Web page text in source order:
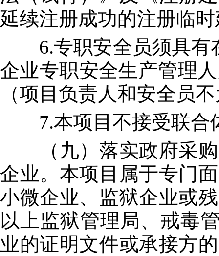
延续注册成功的注册临
6.专职安全员须具有
企业专职安全生产管理
（项目负责人和安全员
7.本项目不接受联合
（九）落实政府采购
企业。本项目属于专门
小微企业、监狱企业或
以上监狱管理局、戒毒
业的证明文件或承接方